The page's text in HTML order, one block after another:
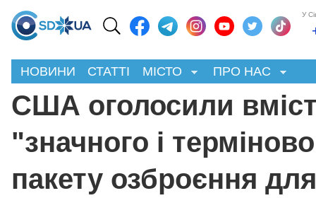
У
НОВИНИ СТАТТІ МІСТО ПРО НАС
США оголосили
"значного і
пакету озброєння для